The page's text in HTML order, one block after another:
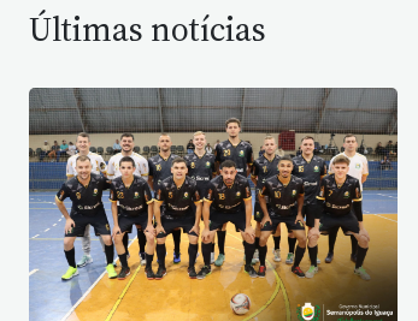
Últimas notícias